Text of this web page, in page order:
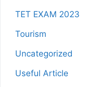
TET EXAM 2023
Tourism
Uncategorized
Useful Article